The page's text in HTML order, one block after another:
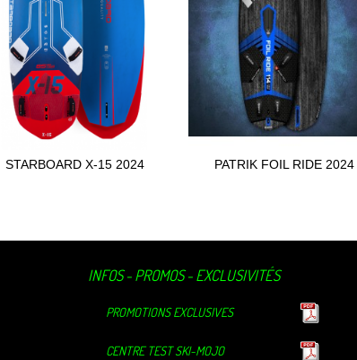
Ajouter au panier
STARBOARD X-15 2024 Ajouter au panier
PATRIK FOIL RIDE 2024
INFOS - PROMOS - EXCLUSIVITÉS
PROMOTIONS EXCLUSIVES
CENTRE TEST SKI-MOJO